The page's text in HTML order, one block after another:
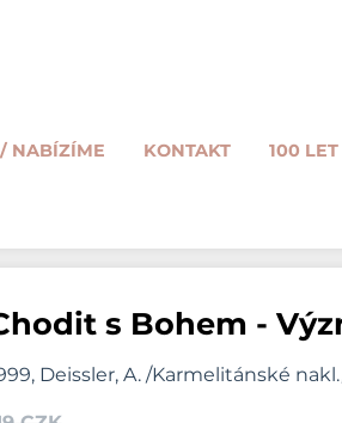
NABÍZÍME KONTAKT 100
s Bohem -
Deissler, A. /Karmelitánské